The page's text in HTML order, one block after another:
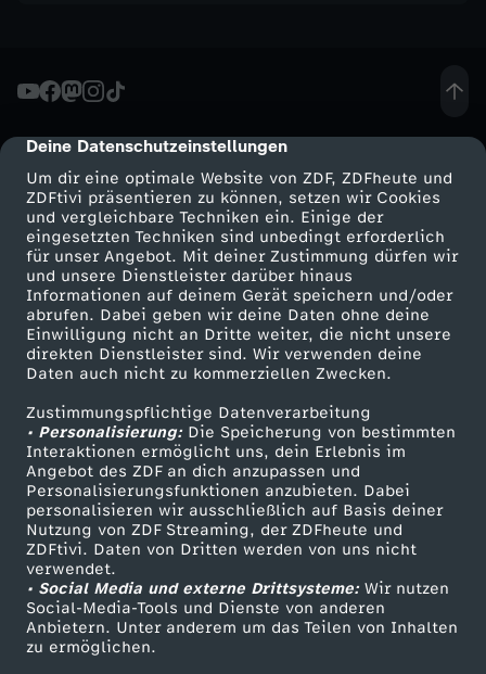
cmp-dialog-description
Deine Datenschutzeinstellungen
Um dir eine optimale Website von ZDF, ZDFheute und
ZDFtivi präsentieren zu können, setzen wir Cookies
und vergleichbare Techniken ein. Einige der
eingesetzten Techniken sind unbedingt erforderlich
für unser Angebot. Mit deiner Zustimmung dürfen wir
und unsere Dienstleister darüber hinaus
Informationen auf deinem Gerät speichern und/oder
abrufen. Dabei geben wir deine Daten ohne deine
Einwilligung nicht an Dritte weiter, die nicht unsere
direkten Dienstleister sind. Wir verwenden deine
Daten auch nicht zu kommerziellen Zwecken.
Zustimmungspflichtige Datenverarbeitung
• Personalisierung:Die Speicherung von bestimmten
Interaktionen ermöglicht uns, dein Erlebnis im
Angebot des ZDF an dich anzupassen und
Personalisierungsfunktionen anzubieten. Dabei
personalisieren wir ausschließlich auf Basis deiner
Nutzung von ZDF Streaming, der ZDFheute und
ZDFtivi. Daten von Dritten werden von uns nicht
verwendet.
• Social Media und externe Drittsysteme:Wir nutzen
Social-Media-Tools und Dienste von anderen
Anbietern. Unter anderem um das Teilen von Inhalten
zu ermöglichen.
K
l
a
s
s
e
D
e
u
t
s
Mehr ZDF
ZDF-Apps
Smart TV
ZDFtext
Livestreams
Sendungen A-Z
TV-Programm
Service
ZDFmitreden
Kontakt zum ZDF
Tickets
Zuschauerservice
Hilfe
ZDF Unternehmen
Karriere